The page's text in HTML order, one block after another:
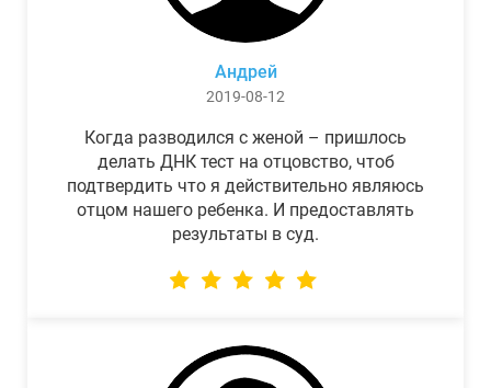
Андрей
2019-08-12
Когда разводился с женой – пришлось
делать ДНК тест на отцовство, чтоб
подтвердить что я действительно являюсь
отцом нашего ребенка. И предоставлять
результаты в суд.